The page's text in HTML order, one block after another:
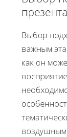
Выбор
важным
как он